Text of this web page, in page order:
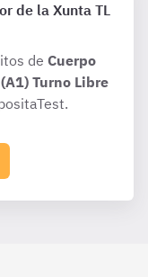
de la Xunta TL
de Cuerpo
Turno Libre